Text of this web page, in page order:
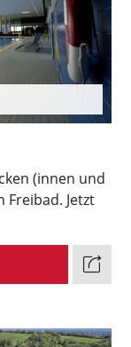
(innen und
Freibad. Jetzt